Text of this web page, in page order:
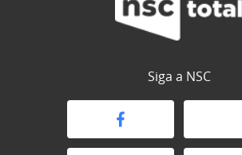
Siga a NSC